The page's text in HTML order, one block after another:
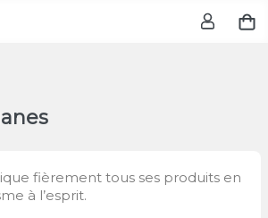
fièrement tous ses produits en
à l’esprit.